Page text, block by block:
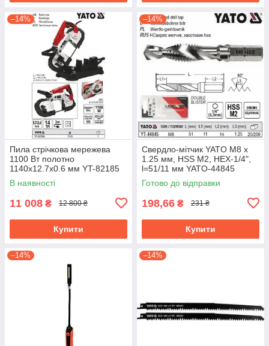
–14%
Пила стрічкова мережева
1100 Вт полотно
1140х12.7х0.6 мм YT-82185
В наявності
11 008 ₴ 12 800 ₴
Купити
–14%
Свердло-мітчик YATO М8 х
1.25 мм, HSS М2, HEX-1/4",
l=51/11 мм YATO-44845
Готово до відправки
198,66 ₴ 231 ₴
Купити
–14% –14%